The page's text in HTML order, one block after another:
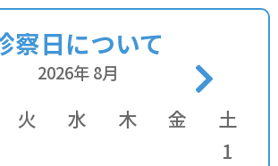
察日について
2026年8月
火 水 木 金
土
1